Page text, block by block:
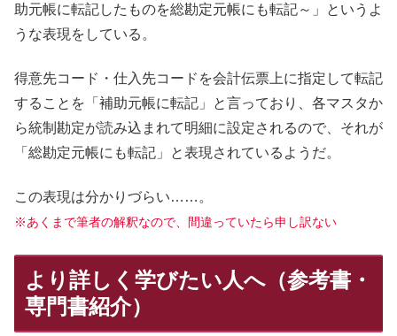
助元帳に転記したものを総勘定元帳にも転記～」というよ
うな表現をしている。
得意先コード・仕入先コードを会計伝票上に指定して転記
することを「補助元帳に転記」と言っており、各マスタか
ら統制勘定が読み込まれて明細に設定されるので、それが
「総勘定元帳にも転記」と表現されているようだ。
この表現は分かりづらい……。
※あくまで筆者の解釈なので、間違っていたら申し訳ない
より詳しく学びたい人へ（参考書・
専門書紹介）